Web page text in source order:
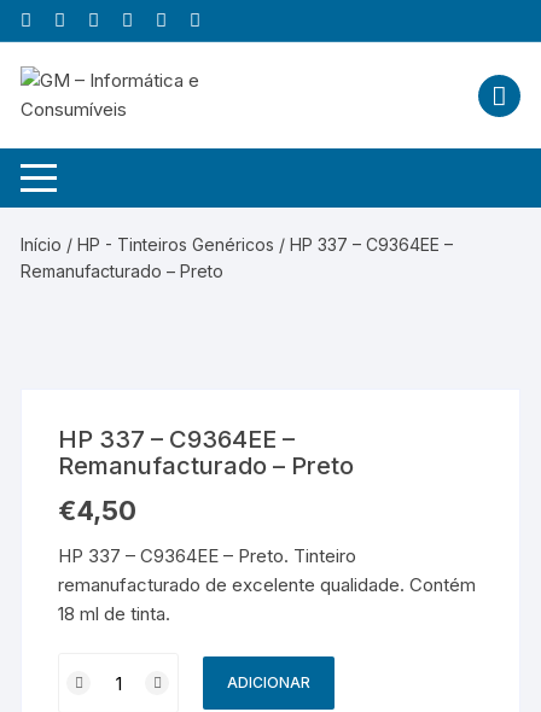
Skip
to
content
Início /HP - Tinteiros Genéricos / HP 337 – C9364EE –
Remanufacturado – Preto
HP 337 – C9364EE –
Remanufacturado – Preto
€4,50
HP 337 – C9364EE – Preto. Tinteiro
remanufacturado de excelente qualidade. Contém
18 ml de tinta.
de
ADICIONAR